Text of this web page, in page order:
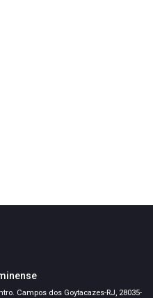
Campos dos Goytacazes-RJ, 28035-